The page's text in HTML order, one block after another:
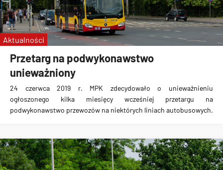
Przetarg na podwykonawstwo
unieważniony
24 czerwca 2019 r. MPK zdecydowało o unieważnieniu
ogłoszonego kilka miesięcy wcześniej przetargu na
podwykonawstwo przewozów na niektórych liniach autobusowych.
Aktualności